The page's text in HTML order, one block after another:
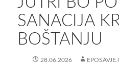
SANACIJA
BOŠTANJU
28.06.2026